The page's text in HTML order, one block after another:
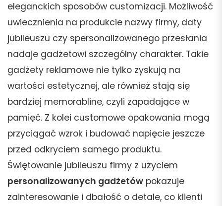
eleganckich sposobów customizacji. Możliwość
uwiecznienia na produkcie nazwy firmy, daty
jubileuszu czy spersonalizowanego przesłania
nadaje gadżetowi szczególny charakter. Takie
gadżety reklamowe nie tylko zyskują na
wartości estetycznej, ale również stają się
bardziej memorabline, czyli zapadające w
pamięć. Z kolei customowe opakowania mogą
przyciągać wzrok i budować napięcie jeszcze
przed odkryciem samego produktu.
Świętowanie jubileuszu firmy z użyciem
personalizowanych gadżetów pokazuje
zainteresowanie i dbałość o detale, co klienti